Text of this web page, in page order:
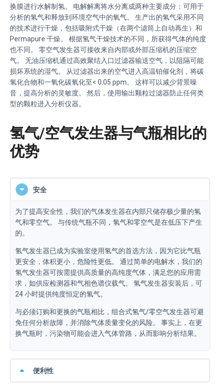
换膜进行水解制氢。 电解解离将水分离成两种主要成分：可用于
分析的氢气和释放到环境空气中的氧气。 生产出的氢气采用不同
的技术进行干燥，包括吸附式干燥（在两个滤筒上自动再生）和
Permapure 干燥。 根据氢气干燥技术的不同，所获得气体的纯度
也不同。 零空气发生器可接收来自内部或外部压缩机的压缩空
气。 无油压缩机通过高效聚结入口过滤器输送空气，以阻隔可能
损坏系统的湿气。 从过滤器出来的空气进入高温铂催化剂，将碳
氢化合物和一氧化碳氧化至< 0.05 ppm。 这样可以减少背景噪
音，提高分析的灵敏度。 然后，使用输出颗粒过滤器防止任何类
型的颗粒进入分析仪器。
氢气/空气发生器与气瓶相比的
优势
安全
为了提高安全性，我们的气体发生器在内部只储存极少量的氢
气和零空气。 与传统气瓶不同，氢气和零空气是在低压下产生
的。
氢气发生器已成为实验室使用氢气的首选方法，因为它比气瓶
更安全，体积更小，危险性更低。 通过简单的电解水，我们的
氢气发生器可按需提供高质量的高纯度气体，满足您的应用需
求，如供应检测器和气相色谱仪载气。 氢气发生器安装后，可
24 小时提供纯度恒定的氢气。
与必须订购和更换的气瓶相比，组合式氢气/零空气发生器可避
免任何分析故障，并消除气体质量变化的风险。 事实上，在更
换气瓶时，污染物可能会进入气体管路，从而影响分析结果。
便利性